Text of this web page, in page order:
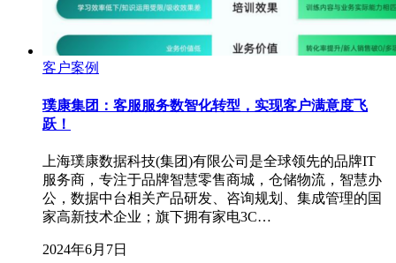
客户案例
璞康集团：客服服务数智化转型，实现客户满意度飞
跃！
上海璞康数据科技(集团)有限公司是全球领先的品牌IT
服务商，专注于品牌智慧零售商城，仓储物流，智慧办
公，数据中台相关产品研发、咨询规划、集成管理的国
家高新技术企业；旗下拥有家电3C…
2024年6月7日